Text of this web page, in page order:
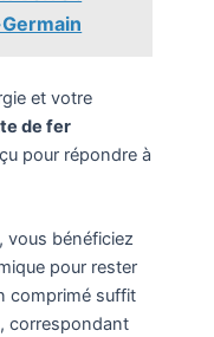
et votre
de fer
pour répondre à
bénéficiez
pour rester
comprimé suffit
correspondant